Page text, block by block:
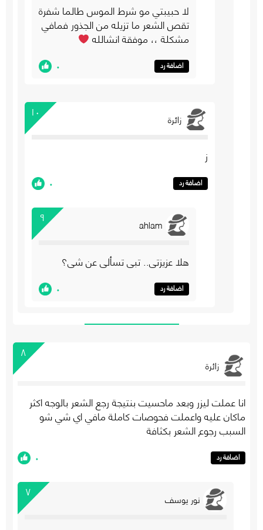
لا حبيبتي مو شرط الموس طالما شفرة
تقص الشعر ما تزيله من الجذور فمافي
مشكلة ،، موفقة انشالله
اضافة رد ٠
١٠ زائرة
ز
اضافة رد ٠
٩ ahlam
هلا عزيزتي.. تبي تسألي عن شي؟
اضافة رد ٠
٨
زائرة
انا عملت ليزر وبعد ماحسيت بنتيجة رجع الشعر بالوجه اكثر
ماكان عليه واعملت فحوصات كاملة مافي اي شي شو
السبب رجوع الشعر بكثافة
اضافة رد ٠
٧ نور يوسف